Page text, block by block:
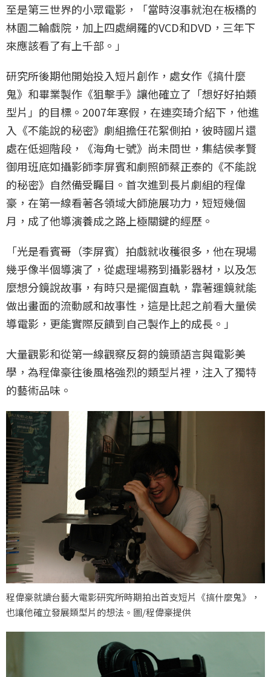
至是第三世界的小眾電影，「當時沒事就泡在板橋的
林園二輪戲院，加上四處網羅的VCD和DVD，三年下
來應該看了有上千部。」
研究所後期他開始投入短片創作，處女作《搞什麼
鬼》和畢業製作《狙擊手》讓他確立了「想好好拍類
型片」的目標。2007年寒假，在連奕琦介紹下，他進
入《不能說的秘密》劇組擔任花絮側拍，彼時國片還
處在低迴階段，《海角七號》尚未問世，集結侯孝賢
御用班底如攝影師李屏賓和劇照師蔡正泰的《不能說
的秘密》自然備受矚目。首次進到長片劇組的程偉
豪，在第一線看著各領域大師施展功力，短短幾個
月，成了他導演養成之路上極關鍵的經歷。
「光是看賓哥（李屏賓）拍戲就收穫很多，他在現場
幾乎像半個導演了，從處理場務到攝影器材，以及怎
麼想分鏡說故事，有時只是擺個直軌，靠著運鏡就能
做出畫面的流動感和故事性，這是比起之前看大量侯
導電影，更能實際反饋到自己製作上的成長。」
大量觀影和從第一線觀察反芻的鏡頭語言與電影美
學，為程偉豪往後風格強烈的類型片裡，注入了獨特
的藝術品味。
程偉豪就讀台藝大電影研究所時期拍出首支短片《搞什麼鬼》，
也讓他確立發展類型片的想法。圖/程偉豪提供